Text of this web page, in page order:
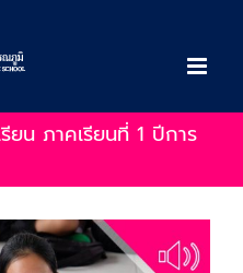
ยน ภาคเรียนที่ 1 ปีการ